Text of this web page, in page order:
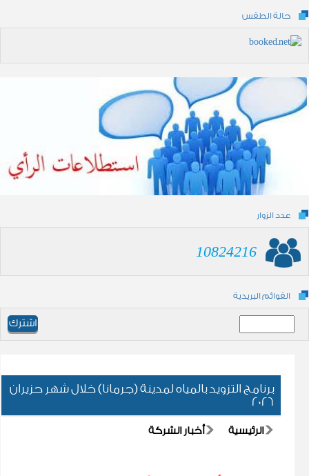
حالة الطقس
عدد الزوار
10824216
القوائم البريدية
برنامج التزويد بالمياه لمدينة (جرمانا) خلال شهر حزيران
2026
الرئيسية أخبار الشركة